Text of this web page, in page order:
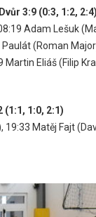
3:9 (0:3, 1:2, 2:4)
Adam Lešuk
Paulát(Roman
Martin Eliáš(Filip
(1:1, 1:0, 2:1)
19:33 Matěj Fajt